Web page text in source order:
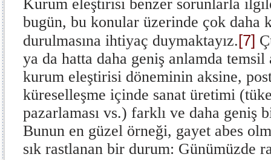
Kurum eleştirisi benzer sorunlarla
bugün, bu konular üzerinde çok daha
durulmasına ihtiyaç duymaktayız.[7]
ya da hatta daha geniş anlamda temsil
kurum eleştirisi döneminin aksine,
küreselleşme içinde sanat üretimi
pazarlaması vs.) farklı ve daha geniş
Bunun en güzel örneği, gayet abes
sık rastlanan bir durum: Günümüzde